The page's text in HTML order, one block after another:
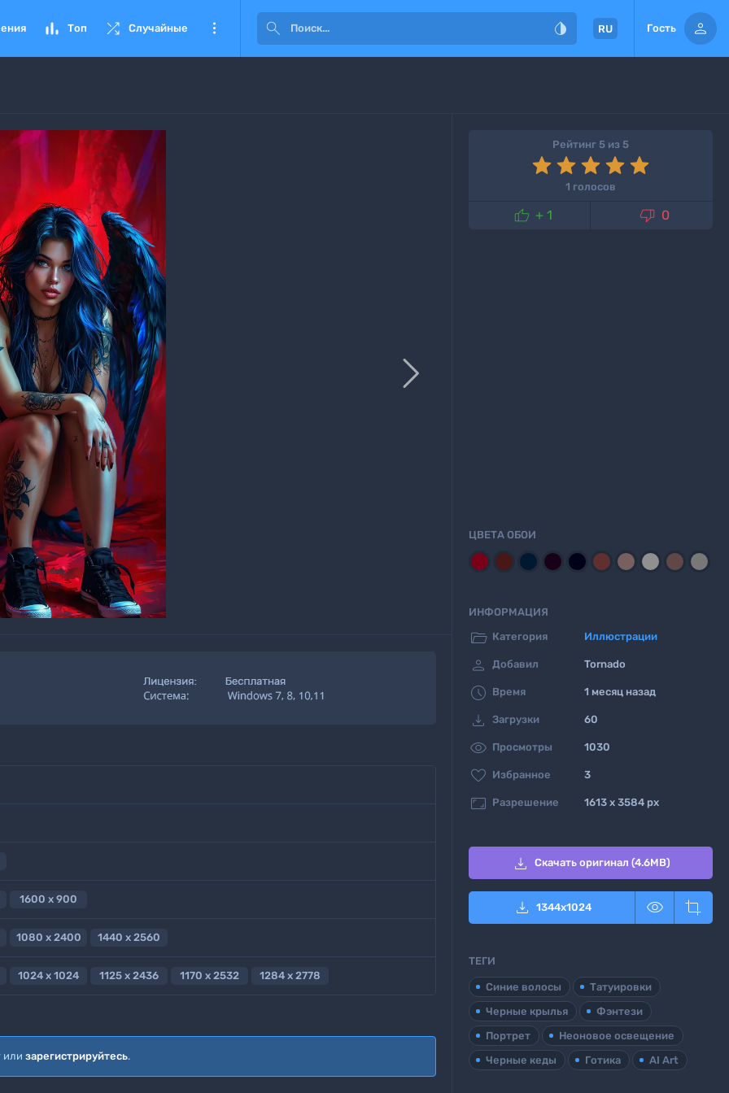
 Топ  Случайные    RU Гость 

1600 x 900
1080 x 2400 1440 x 2560
1024 x 1024 1125 x 2436 1170 x 2532 1284 x 2778
или зарегистрируйтесь.
Рейтинг 5 из 5
1 голосов
 + 1  0
ЦВЕТА ОБОИ
ИНФОРМАЦИЯ
 Категория Иллюстрации
 Добавил Tornado
 Время 1 месяц назад
 Загрузки 60
 Просмотры 1030
 Избранное 3
 Разрешение 1613 x 3584 px
 Скачать оригинал (4.6MB)
 1344x1024  
ТЕГИ
Синие волосы
Татуировки
Черные крылья
Фэнтези
Портрет
Неоновое освещение
Черные кеды
Готика AI Art